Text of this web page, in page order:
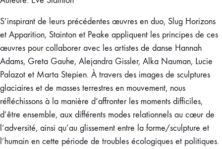
S’inspirant de leurs précédentes œuvres en duo, Slug Horizons
et Apparition, Stainton et Peake appliquent les principes de ces
œuvres pour collaborer avec les artistes de danse Hannah
Adams, Greta Gauhe, Alejandra Gissler, Alka Nauman, Lucie
Palazot et Marta Stepien. À travers des images de sculptures
glaciaires et de masses terrestres en mouvement, nous
réfléchissons à la manière d’affronter les moments difficiles,
d’être ensemble, aux différents modes relationnels au cœur de
l’adversité, ainsi qu’au glissement entre la forme/sculpture et
l’humain en cette période de troubles écologiques et politiques.